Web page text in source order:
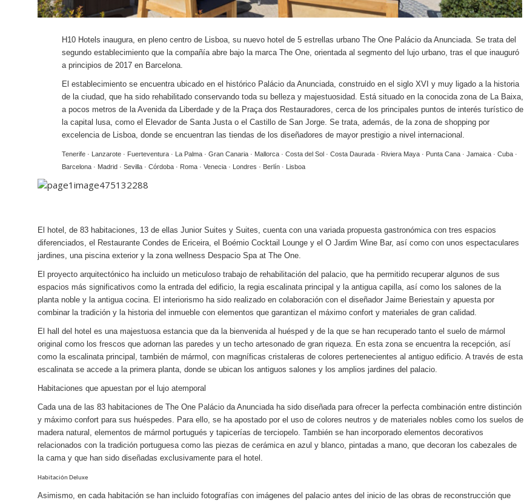
H10 Hotels inaugura, en pleno centro de Lisboa, su nuevo hotel de 5 estrellas urbano The One Palácio da Anunciada. Se trata del
segundo establecimiento que la compañía abre bajo la marca The One, orientada al segmento del lujo urbano, tras el que inauguró
a principios de 2017 en Barcelona.
El establecimiento se encuentra ubicado en el histórico Palácio da Anunciada, construido en el siglo XVI y muy ligado a la historia
de la ciudad, que ha sido rehabilitado conservando toda su belleza y majestuosidad. Está situado en la conocida zona de La Baixa,
a pocos metros de la Avenida da Liberdade y de la Praça dos Restauradores, cerca de los principales puntos de interés turístico de
la capital lusa, como el Elevador de Santa Justa o el Castillo de San Jorge. Se trata, además, de la zona de shopping por
excelencia de Lisboa, donde se encuentran las tiendas de los diseñadores de mayor prestigio a nivel internacional.
Tenerife · Lanzarote · Fuerteventura · La Palma · Gran Canaria · Mallorca · Costa del Sol · Costa Daurada · Riviera Maya · Punta Cana · Jamaica · Cuba ·
Barcelona · Madrid · Sevilla · Córdoba · Roma · Venecia · Londres · Berlín · Lisboa
El hotel, de 83 habitaciones, 13 de ellas Junior Suites y Suites, cuenta con una variada propuesta gastronómica con tres espacios
diferenciados, el Restaurante Condes de Ericeira, el Boémio Cocktail Lounge y el O Jardim Wine Bar, así como con unos espectaculares
jardines, una piscina exterior y la zona wellness Despacio Spa at The One.
El proyecto arquitectónico ha incluido un meticuloso trabajo de rehabilitación del palacio, que ha permitido recuperar algunos de sus
espacios más significativos como la entrada del edificio, la regia escalinata principal y la antigua capilla, así como los salones de la
planta noble y la antigua cocina. El interiorismo ha sido realizado en colaboración con el diseñador Jaime Beriestain y apuesta por
combinar la tradición y la historia del inmueble con elementos que garantizan el máximo confort y materiales de gran calidad.
El hall del hotel es una majestuosa estancia que da la bienvenida al huésped y de la que se han recuperado tanto el suelo de mármol
original como los frescos que adornan las paredes y un techo artesonado de gran riqueza. En esta zona se encuentra la recepción, así
como la escalinata principal, también de mármol, con magníficas cristaleras de colores pertenecientes al antiguo edificio. A través de esta
escalinata se accede a la primera planta, donde se ubican los antiguos salones y los amplios jardines del palacio.
Habitaciones que apuestan por el lujo atemporal
Cada una de las 83 habitaciones de The One Palácio da Anunciada ha sido diseñada para ofrecer la perfecta combinación entre distinción
y máximo confort para sus huéspedes. Para ello, se ha apostado por el uso de colores neutros y de materiales nobles como los suelos de
madera natural, elementos de mármol portugués y tapicerías de terciopelo. También se han incorporado elementos decorativos
relacionados con la tradición portuguesa como las piezas de cerámica en azul y blanco, pintadas a mano, que decoran los cabezales de
la cama y que han sido diseñadas exclusivamente para el hotel.
Habitación Deluxe
Asimismo, en cada habitación se han incluido fotografías con imágenes del palacio antes del inicio de las obras de reconstrucción que